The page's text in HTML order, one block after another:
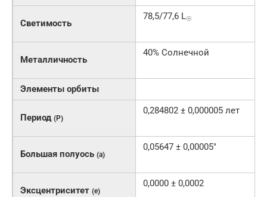
Светимость
78,5/77,6 L☉
Металличность
40% Солнечной
Элементы орбиты
Период (P)
0,284802 ± 0,000005 лет
Большая полуось (a)
0,05647 ± 0,00005″
Эксцентриситет (e)
0,0000 ± 0,0002